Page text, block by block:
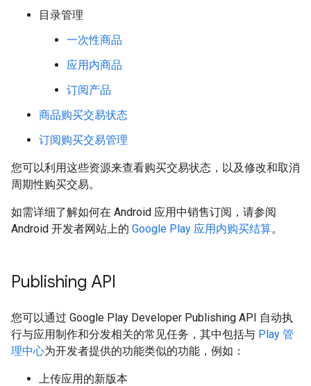
目录管理
一次性商品
应用内商品
订阅产品
商品购买交易状态
订阅购买交易管理
您可以利用这些资源来查看购买交易状态，以及修改和取消
周期性购买交易。
如需详细了解如何在 Android 应用中销售订阅，请参阅
Android 开发者网站上的 Google Play 应用内购买结算。
Publishing API
您可以通过 Google Play Developer Publishing API 自动执
行与应用制作和分发相关的常见任务，其中包括与 Play 管
理中心为开发者提供的功能类似的功能，例如：
上传应用的新版本